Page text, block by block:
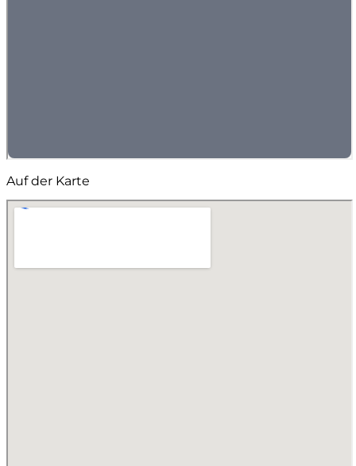
Auf der Karte